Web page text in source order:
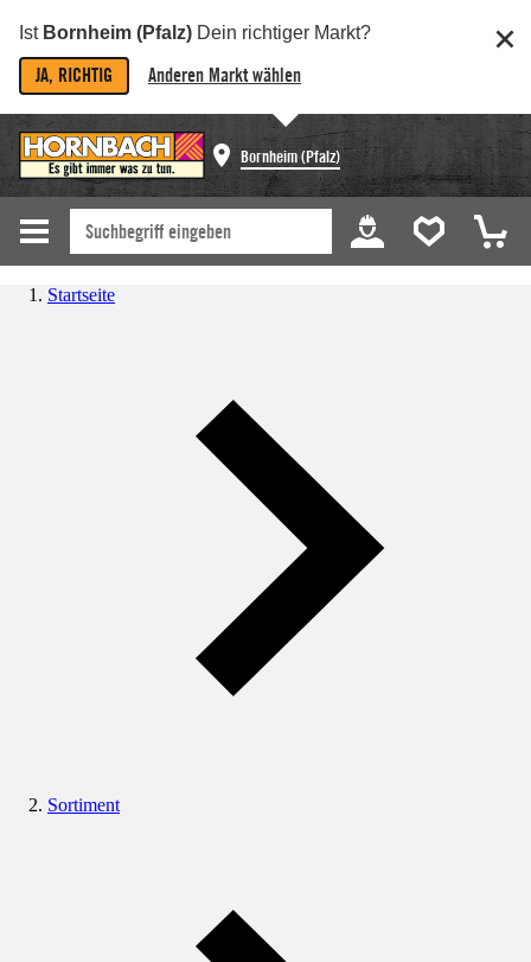
Ist Bornheim (Pfalz) Dein richtiger Markt?
JA, RICHTIG Anderen Markt wählen
Bornheim (Pfalz)
Startseite
Sortiment